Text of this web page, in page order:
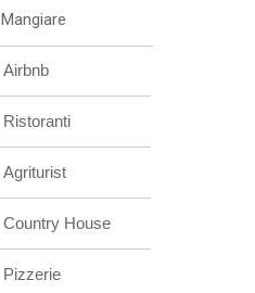
Mangiare
Airbnb
Ristoranti
Agriturist
Country House
Pizzerie